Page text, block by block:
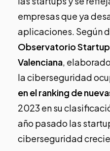
empresas que ya
aplicaciones. Según
Observatorio
Valenciana,
la ciberseguridad
en el ranking de
2023 en su
año pasado las
ciberseguridad